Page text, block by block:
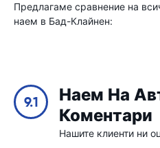
Предлагаме сравнение на
наем в Бад-Клайнен:
9.1
Наем На
Коментари
Нашите клиенти ни